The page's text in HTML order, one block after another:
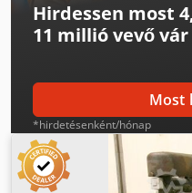
Hirdessen most
11 millió vevővár
Most
*hirdetésenként/hónap